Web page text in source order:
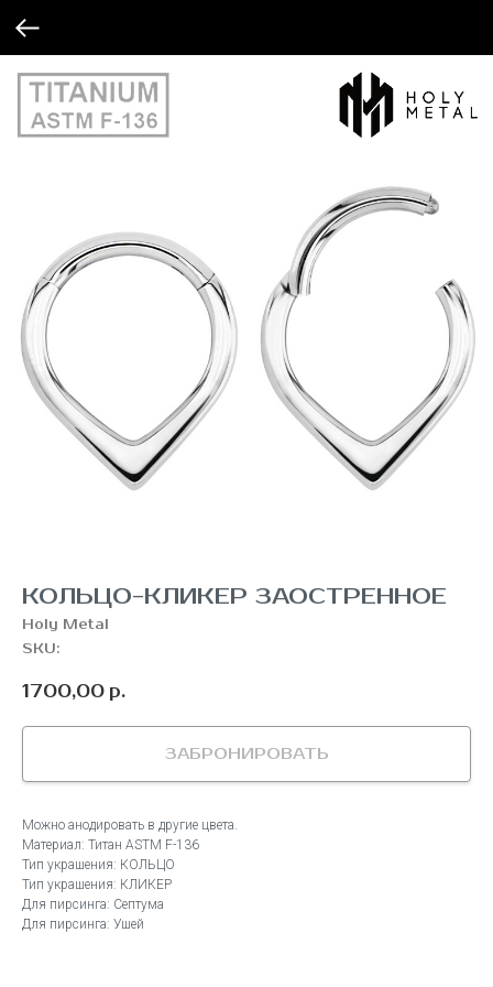
КОЛЬЦО-КЛИКЕР ЗАОСТРЕННОЕ
Holy Metal
SKU:
1700,00 р.
ЗАБРОНИРОВАТЬ
Можно анодировать в другие цвета.
Материал: Титан ASTM F-136
Тип украшения: КОЛЬЦО
Тип украшения: КЛИКЕР
Для пирсинга: Септума
Для пирсинга: Ушей